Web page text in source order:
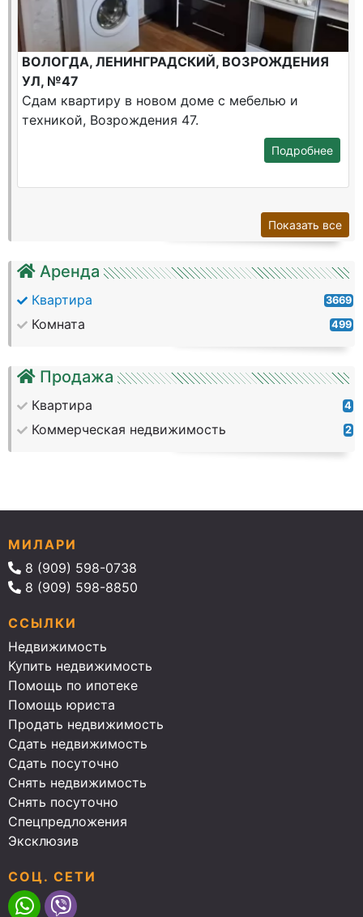
Аренда
Квартира 3669
Комната 499
Продажа
Квартира 4
Коммерческая недвижимость 2
ВОЛОГДА, ЛЕНИНГРАДСКИЙ, ВОЗРОЖДЕНИЯ
УЛ, №47
Сдам квартиру в новом доме с мебелью и
техникой, Возрождения 47.
Подробнее
Показать все
МИЛАРИ
8 (909) 598-0738
8 (909) 598-8850
ССЫЛКИ
Недвижимость
Купить недвижимость
Помощь по ипотеке
Помощь юриста
Продать недвижимость
Сдать недвижимость
Сдать посуточно
Снять недвижимость
Снять посуточно
Спецпредложения
Эксклюзив
СОЦ. СЕТИ